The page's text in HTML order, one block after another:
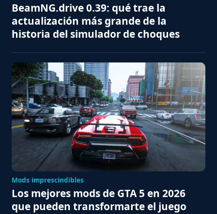
BeamNG.drive 0.39: qué trae la
actualización más grande de la
historia del simulador de choques
Mods imprescindibles
Los mejores mods de GTA 5 en 2026
que pueden transformarte el juego